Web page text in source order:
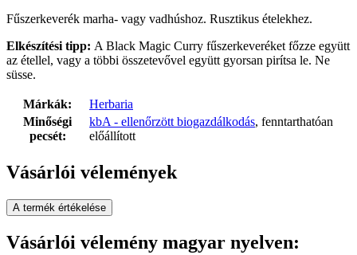
Fűszerkeverék marha- vagy vadhúshoz. Rusztikus ételekhez.
Elkészítési tipp: A Black Magic Curry fűszerkeveréket főzze együtt
az étellel, vagy a többi összetevővel együtt gyorsan pirítsa le. Ne
süsse.
Márkák:
Herbaria
Minőségi
pecsét:
kbA - ellenőrzött biogazdálkodás, fenntarthatóan
előállított
Vásárlói vélemények
A termék értékelése
Vásárlói vélemény magyar nyelven: